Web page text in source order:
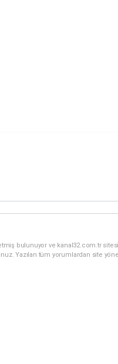
bulunuyor ve kanal32.com.tr
Yazılan tüm yorumlardan site